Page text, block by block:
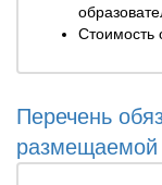
Стоимость
Перечень
размещаемой